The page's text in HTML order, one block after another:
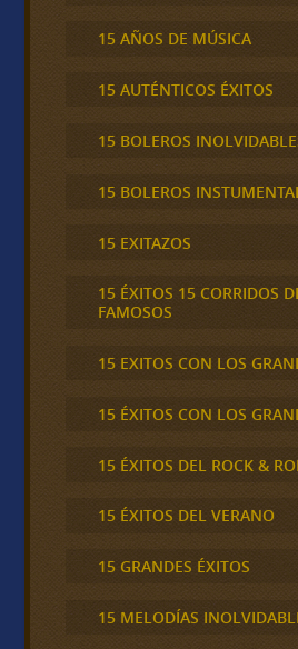
15 AÑOS DE MÚSICA
15 AUTÉNTICOS ÉXITOS
15 BOLEROS
15 BOLEROS
15 EXITAZOS
15 ÉXITOS 15 CORRIDOS
FAMOSOS
15 EXITOS CON LOS
15 ÉXITOS CON LOS
15 ÉXITOS DEL ROCK &
15 ÉXITOS DEL VERANO
15 GRANDES ÉXITOS
15 MELODÍAS